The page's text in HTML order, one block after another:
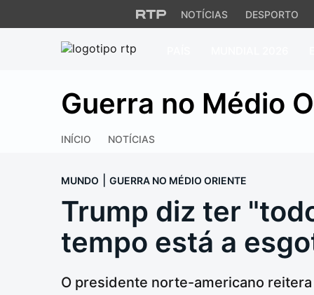
NOTÍCIAS DESPORTO
Trump diz ter
Guerra no Médio
INÍCIO NOTÍCIAS
MUNDO GUERRA NO MÉDIO ORIENTE
Trump diz ter
tempo está a
O presidente norte-americano